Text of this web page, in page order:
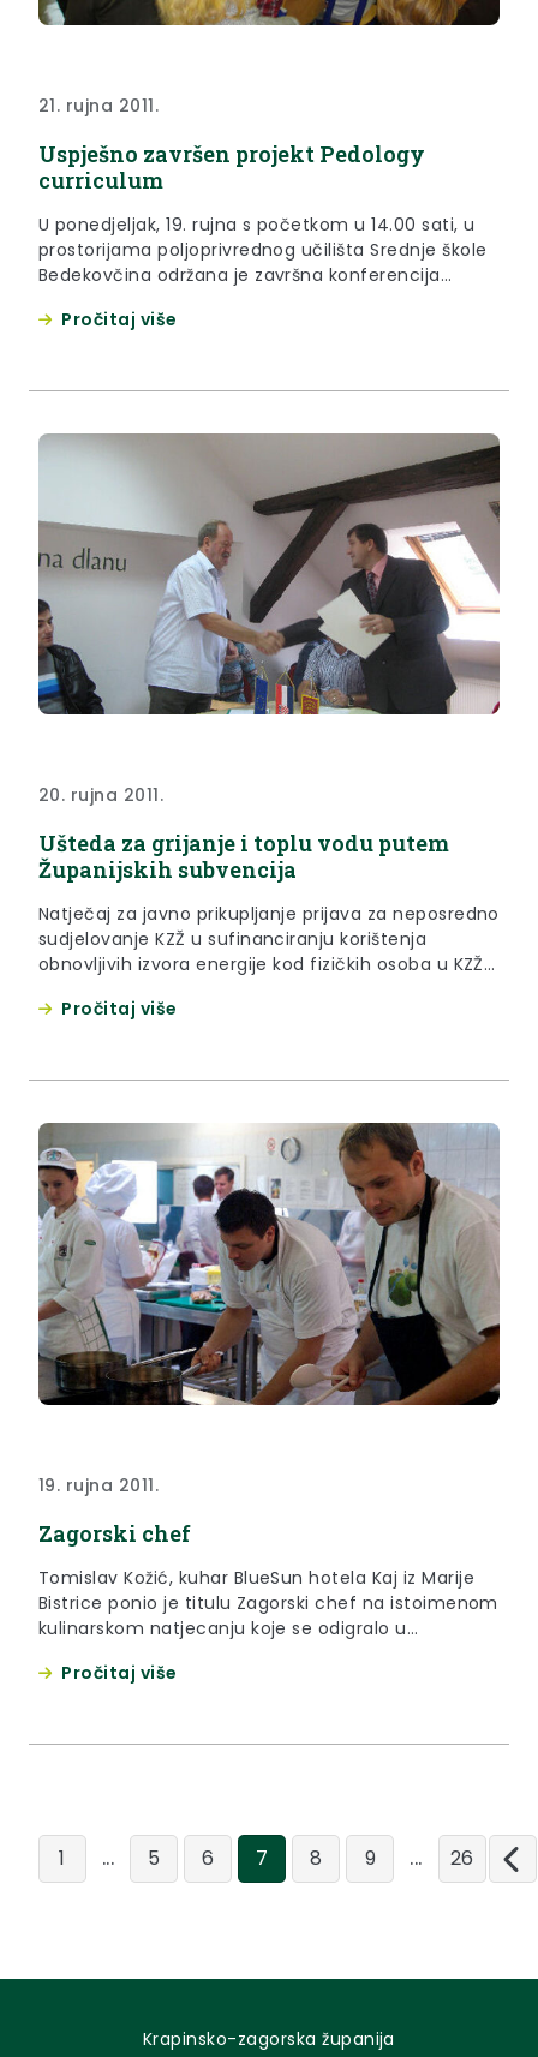
21. rujna 2011.
Uspješno završen projekt Pedology
curriculum
U ponedjeljak, 19. rujna s početkom u 14.00 sati, u
prostorijama poljoprivrednog učilišta Srednje škole
Bedekovčina održana je završna konferencija
Pročitaj više
20. rujna 2011.
Ušteda za grijanje i toplu vodu putem
Županijskih subvencija
Natječaj za javno prikupljanje prijava za neposredno
sudjelovanje KZŽ u sufinanciranju korištenja
obnovljivih izvora energije kod fizičkih osoba u KZŽ
valu prijava odobreno je 14 zahtjeva za ugradnju
Pročitaj više
19. rujna 2011.
Zagorski chef
Tomislav Kožić, kuhar BlueSun hotela Kaj iz Marije
Bistrice ponio je titulu Zagorski chef na istoimenom
kulinarskom natjecanju koje se odigralo u
između ukupno sedam vrhunskih kuhara cijenjenih
Pročitaj više
1 ... 5 6 7 8 9 ... 26
Krapinsko-zagorska županija